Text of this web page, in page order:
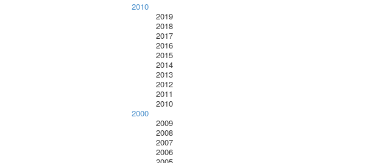
2010
2019
2018
2017
2016
2015
2014
2013
2012
2011
2010
2000
2009
2008
2007
2006